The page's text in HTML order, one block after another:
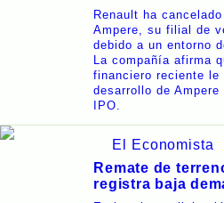
Renault ha
Ampere, su filial de
debido a un entorno
La compañía afirma
financiero reciente le
desarrollo de
IPO.
El Economista
Remate de
registra baja